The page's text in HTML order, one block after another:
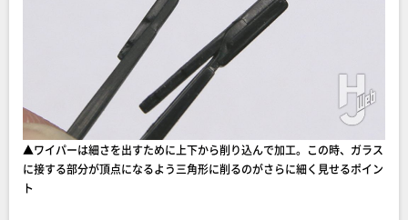
▲ワイパーは細さを出すために上下から削り込んで加工。この時、ガラス
に接する部分が頂点になるよう三角形に削るのがさらに細く見せるポイン
ト